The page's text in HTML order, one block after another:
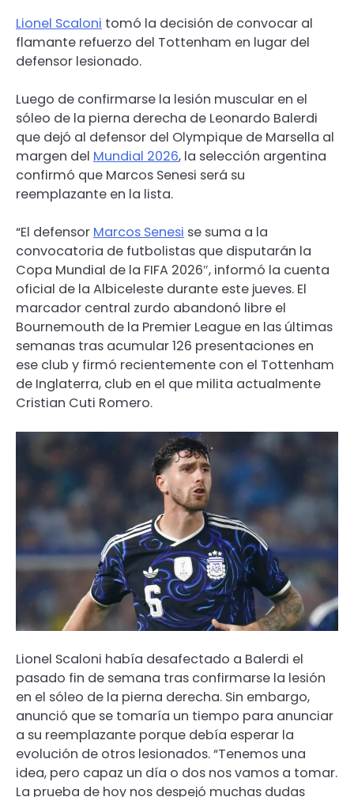
Lionel Scaloni tomó la decisión de convocar al
flamante refuerzo del Tottenham en lugar del
defensor lesionado.
Luego de confirmarse la lesión muscular en el
sóleo de la pierna derecha de Leonardo Balerdi
que dejó al defensor del Olympique de Marsella al
margen del Mundial 2026, la selección argentina
confirmó que Marcos Senesi será su
reemplazante en la lista.
“El defensor Marcos Senesi se suma a la
convocatoria de futbolistas que disputarán la
Copa Mundial de la FIFA 2026″, informó la cuenta
oficial de la Albiceleste durante este jueves. El
marcador central zurdo abandonó libre el
Bournemouth de la Premier League en las últimas
semanas tras acumular 126 presentaciones en
ese club y firmó recientemente con el Tottenham
de Inglaterra, club en el que milita actualmente
Cristian Cuti Romero.
Lionel Scaloni había desafectado a Balerdi el
pasado fin de semana tras confirmarse la lesión
en el sóleo de la pierna derecha. Sin embargo,
anunció que se tomaría un tiempo para anunciar
a su reemplazante porque debía esperar la
evolución de otros lesionados. “Tenemos una
idea, pero capaz un día o dos nos vamos a tomar.
La prueba de hoy nos despejó muchas dudas